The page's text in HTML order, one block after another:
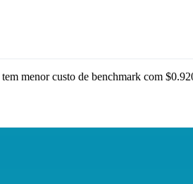
tem menor custo de benchmark com